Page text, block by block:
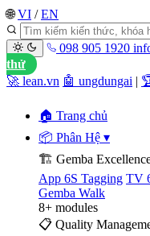
🌐 VI / EN
098 905 1920
thử
🚀 lean.vn 🤖 ungdungai |
🏠 Trang chủ
📦 Phân Hệ ▾
🏗️ Gemba
App 6S Tagging TV
Gemba Walk
8+ modules
📋 Quality